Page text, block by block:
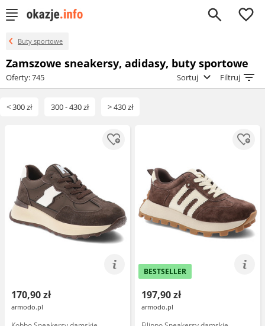
0
Buty sportowe
Zamszowe sneakersy, adidasy, buty sportowe
Oferty: 745 Sortuj Filtruj
< 300 zł 300 - 430 zł > 430 zł
170,90 zł
armodo.pl
BESTSELLER
197,90 zł
armodo.pl